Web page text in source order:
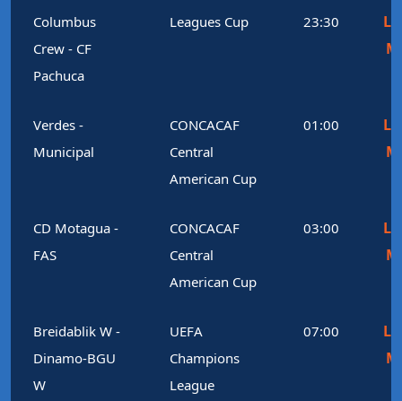
Columbus
Crew - CF
Pachuca
Leagues Cup 23:30
Verdes -
Municipal
CONCACAF
Central
American Cup
01:00
CD Motagua -
FAS
CONCACAF
Central
American Cup
03:00
Breidablik W -
Dinamo-BGU
W
UEFA
Champions
League
07:00